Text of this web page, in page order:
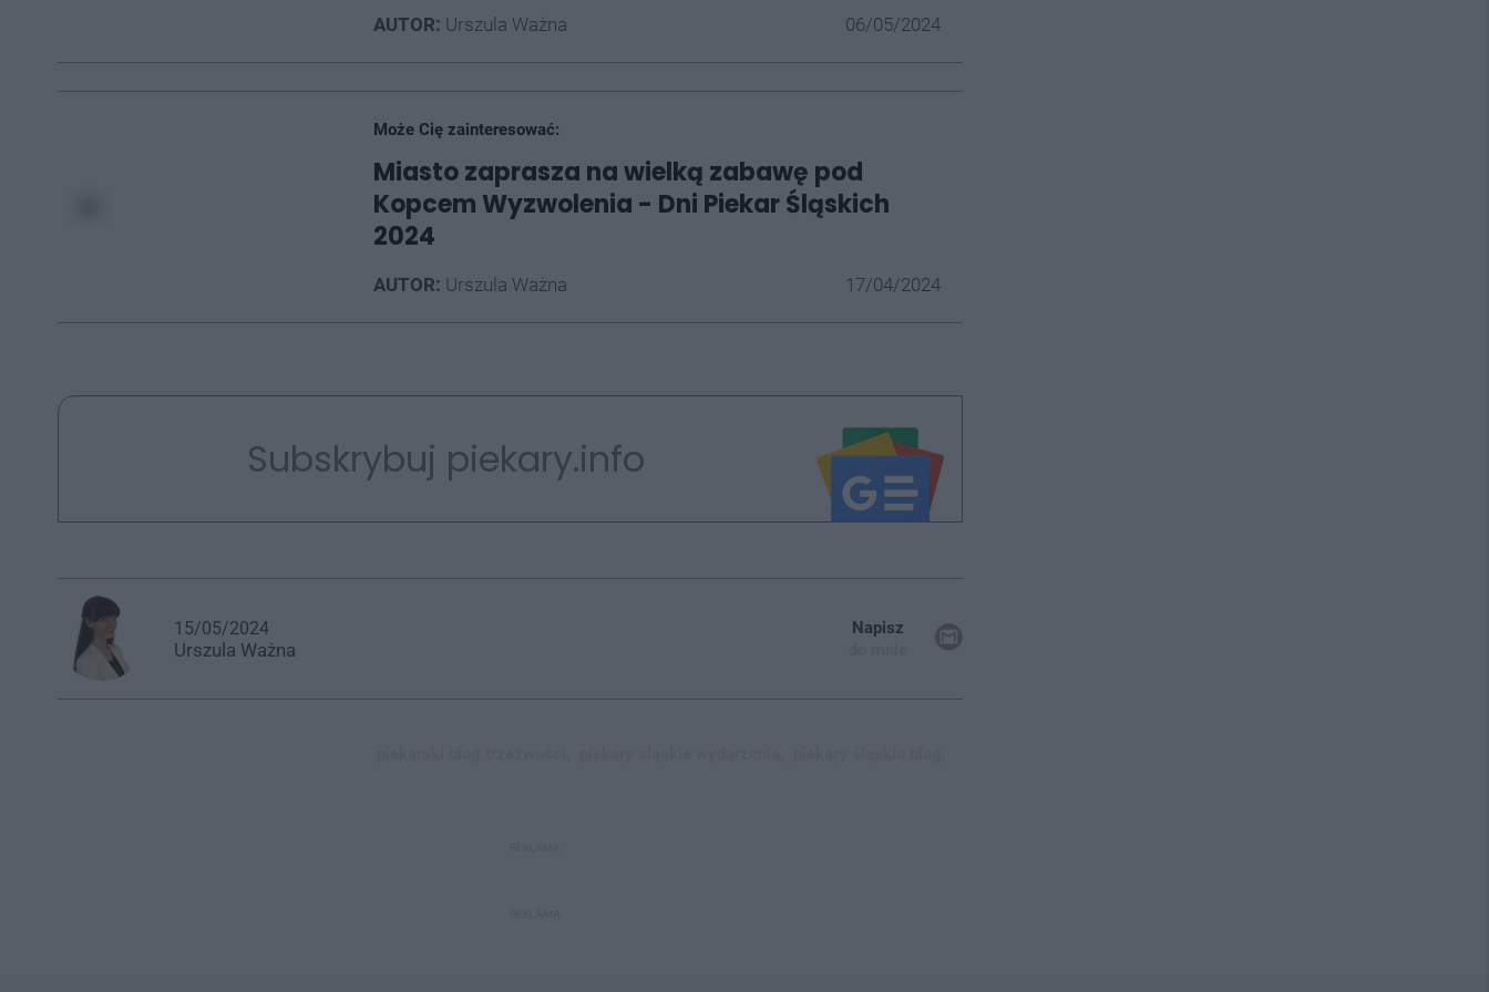
AUTOR: Urszula Ważna 06/05/2024
Może Cię zainteresować:
Miasto zaprasza na wielką zabawę pod
Kopcem Wyzwolenia - Dni Piekar Śląskich
2024
AUTOR: Urszula Ważna 17/04/2024
Subskrybuj piekary.info
15/05/2024
Urszula Ważna
Napisz